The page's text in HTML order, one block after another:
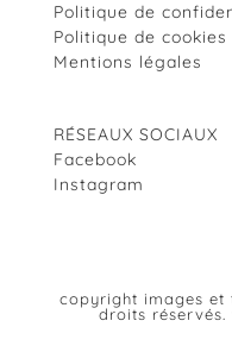
Politique de
Politique de cookies
Mentions légales
RÉSEAUX SOCIAUX
Facebook
Instagram
copyright images et
droits réservés.